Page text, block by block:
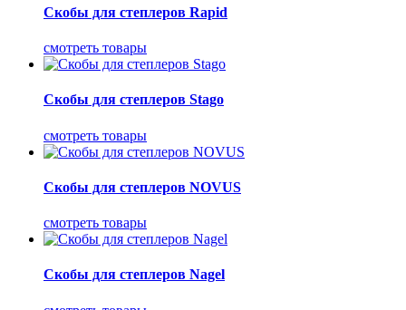
Скобы для степлеров Rapid
смотреть товары
Скобы для степлеров Stago
смотреть товары
Скобы для степлеров NOVUS
смотреть товары
Скобы для степлеров Nagel